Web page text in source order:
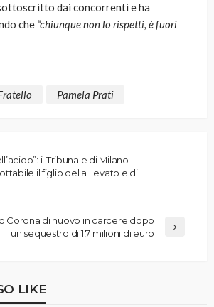
dai concorrenti e ha
che “chiunque non lo rispetti, è fuori
Pamela Prati
il Tribunale di Milano
il figlio della Levato e di
Corona di nuovo in carcere dopo
un sequestro di 1,7 milioni di euro
LIKE